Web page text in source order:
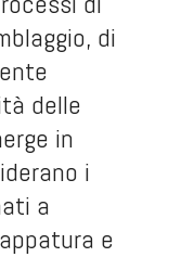
di
delle
in
i
a
e